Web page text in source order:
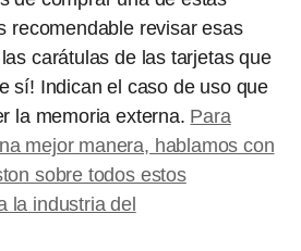
recomendable revisar esas
carátulas de las tarjetas que
sí! Indican el caso de uso que
la memoria externa. Para
mejor manera, hablamos con
sobre todos estos
la industria del